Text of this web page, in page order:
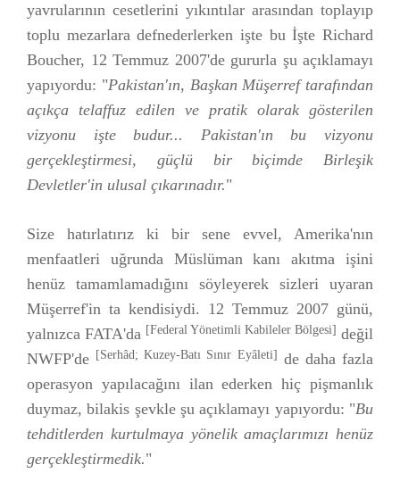
yavrularının cesetlerini yıkıntılar arasından toplayıp
toplu mezarlara defnederlerken işte bu İşte Richard
Boucher, 12 Temmuz 2007'de gururla şu açıklamayı
yapıyordu: "Pakistan'ın, Başkan Müşerref tarafından
açıkça telaffuz edilen ve pratik olarak gösterilen
vizyonu işte budur... Pakistan'ın bu vizyonu
gerçekleştirmesi, güçlü bir biçimde Birleşik
Devletler'in ulusal çıkarınadır."
Size hatırlatırız ki bir sene evvel, Amerika'nın
menfaatleri uğrunda Müslüman kanı akıtma işini
henüz tamamlamadığını söyleyerek sizleri uyaran
Müşerref'in ta kendisiydi. 12 Temmuz 2007 günü,
yalnızca FATA'da [Federal Yönetimli Kabileler Bölgesi] değil
NWFP'de [Serhâd; Kuzey-Batı Sınır Eyâleti] de daha fazla
operasyon yapılacağını ilan ederken hiç pişmanlık
duymaz, bilakis şevkle şu açıklamayı yapıyordu: "Bu
tehditlerden kurtulmaya yönelik amaçlarımızı henüz
gerçekleştirmedik."